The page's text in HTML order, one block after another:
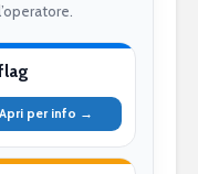
Apri per info →